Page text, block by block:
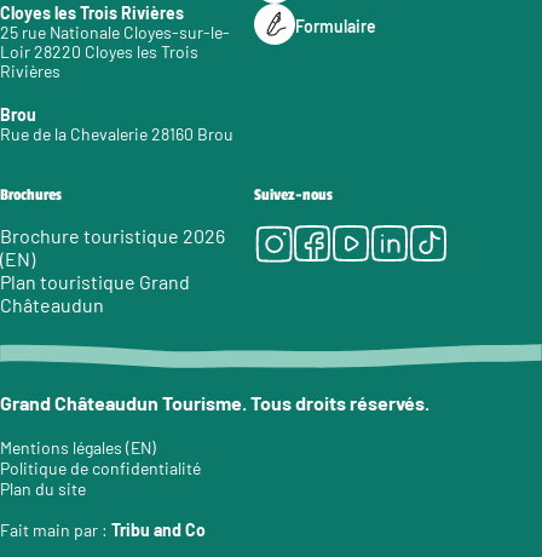
Cloyes les Trois Rivières
25 rue Nationale Cloyes-sur-le-
Loir 28220 Cloyes les Trois
Rivières
Brou
Rue de la Chevalerie 28160 Brou
Formulaire
Brochures
Brochure touristique 2026
(EN)
Plan touristique Grand
Châteaudun
Suivez-nous
Instagram
Facebook
Youtube
LinkedIn
Tiktok
Grand Châteaudun Tourisme. Tous droits réservés.
Mentions légales (EN)
Politique de confidentialité
Plan du site
Fait main par : Tribu and Co